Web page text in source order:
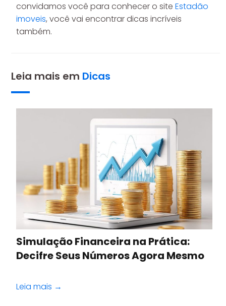
convidamos você para conhecer o site Estadão
imoveis, você vai encontrar dicas incríveis
também.
Leia mais em Dicas
Simulação Financeira na Prática:
Decifre Seus Números Agora Mesmo
Leia mais →